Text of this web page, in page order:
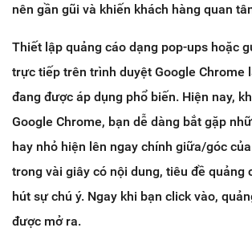
nên gần gũi và khiến khách hàng quan
Thiết lập quảng cáo dạng pop-ups hoặc
trực tiếp trên trình duyệt Google Chrome
đang được áp dụng phổ biến. Hiện nay,
Google Chrome, bạn dễ dàng bắt gặp
hay nhỏ hiện lên ngay chính giữa/góc
trong vài giây có nội dung, tiêu đề quảng
hút sự chú ý. Ngay khi bạn click vào,
được mở ra.